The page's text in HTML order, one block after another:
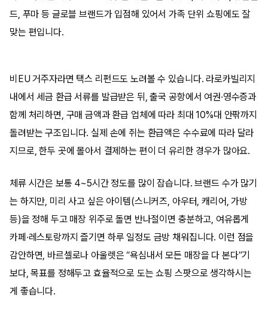
드, 푸마 등 글로블 브랜드가 입점해 있어서 가족 단위 쇼핑에도 잘
맞는 편입니다.
비EU 거주자라면 택스 리펀드도 노려볼 수 있습니다. 라로카빌리지
내에서 세금 환급 서류를 발급받은 뒤, 출국 공항에서 여권·영수증과
함께 처리하면, 구매 금액과 환급 업체에 따라 최대 10%대 안팎까지
돌려받는 구조입니다. 실제 손에 쥐는 환급액은 수수료에 따라 달라
지므로, 한두 곳에 몰아서 결제하는 편이 더 유리한 경우가 많아요.
체류 시간은 보통 4~5시간 정도를 많이 잡습니다. 브랜드 수가 많기
는 하지만, 미리 사고 싶은 아이템(스니커즈, 아우터, 캐리어, 가방
등)을 정해 두고 매장 위주로 돌면 반나절이면 충분하고, 여유롭게
카페·레스토랑까지 즐기면 하루 일정도 금방 채워집니다. 이런 점을
감안하면, 바르셀로나 아울렛은 “욕심내서 모든 매장을 다 본다”기
보다, 목표를 정해두고 효율적으로 도는 쇼핑 스팟으로 생각하시는
게 좋습니다.